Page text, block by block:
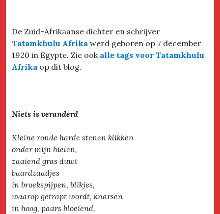
De Zuid-Afrikaanse dichter en schrijver
Tatamkhulu Afrika werd geboren op 7 december
1920 in Egypte. Zie ook alle tags voor Tatamkhulu
Afrika op dit blog.
Niets is veranderd
Kleine ronde harde stenen klikken
onder mijn hielen,
zaaiend gras duwt
baardzaadjes
in broekspijpen, blikjes,
waarop getrapt wordt, knarsen
in hoog, paars bloeiend,